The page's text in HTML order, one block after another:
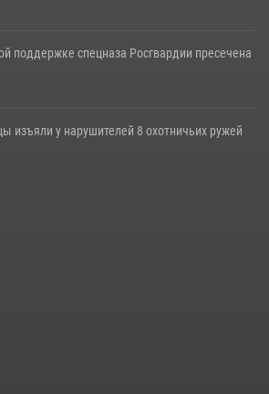
поддержке спецназа Росгвардии пресечена
изъяли у нарушителей 8 охотничьих ружей